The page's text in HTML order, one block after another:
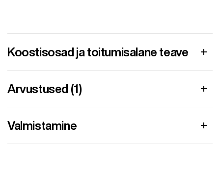
Koostisosad ja toitumisalane teave
Arvustused (1)
Valmistamine